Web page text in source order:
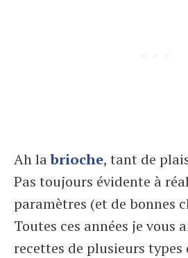
Ah labrioche, tant de
Pas toujours évidente à
paramètres (et de bonnes
Toutes ces années je vous
recettes de plusieurs types